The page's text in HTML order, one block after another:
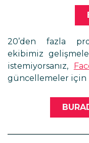
20’den fazla
ekibimiz
istemiyorsanız,
güncellemeler için